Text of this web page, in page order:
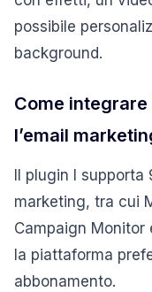
possibile
background.
Come integrare
l’email
Il plugin I
marketing, tra cui
Campaign Monitor
la piattaforma
abbonamento.